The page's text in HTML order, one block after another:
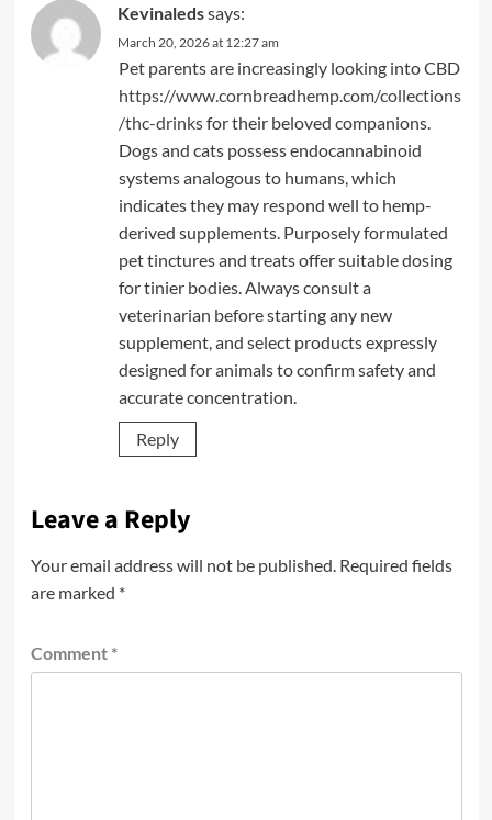
Kevinaledssays:
March 20, 2026 at 12:27 am
Pet parents are increasingly looking into CBD
https://www.cornbreadhemp.com/collections
/thc-drinksfor their beloved companions.
Dogs and cats possess endocannabinoid
systems analogous to humans, which
indicates they may respond well to hemp-
derived supplements. Purposely formulated
pet tinctures and treats offer suitable dosing
for tinier bodies. Always consult a
veterinarian before starting any new
supplement, and select products expressly
designed for animals to confirm safety and
accurate concentration.
Reply
Leave a Reply
Your email address will not be published. Required fields
are marked *
Comment *